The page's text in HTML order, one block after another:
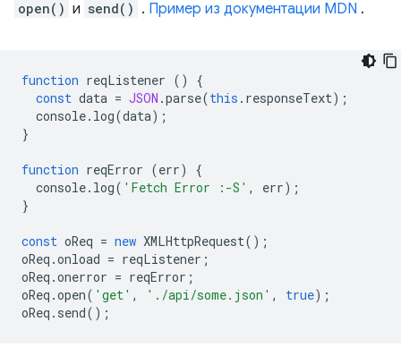
open() и send() . Пример из документации MDN .
function reqListener ()
{
const data = JSON .parse(this . responseText);
console. log(data);
}
function reqError (err)
{
console. log( 'Fetch Error :-S' , err);
}
const oReq = new XMLHttpRequest();
oReq .onload = reqListener ;
oReq .onerror = reqError ;
oReq .open( 'get' , './api/some.json' , true);
oReq . send();